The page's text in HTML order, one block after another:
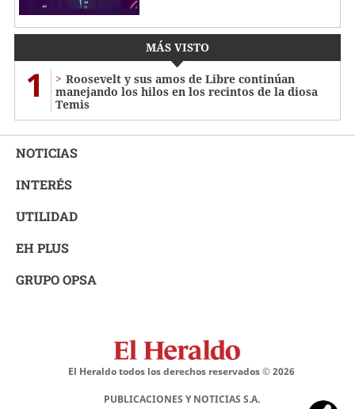
MÁS VISTO
1
Roosevelt y sus amos de Libre continúan
manejando los hilos en los recintos de la diosa
Temis
NOTICIAS
INTERÉS
UTILIDAD
EH PLUS
GRUPO OPSA
El Heraldo todos los derechos reservados ©2026
PUBLICACIONES Y NOTICIAS S.A.